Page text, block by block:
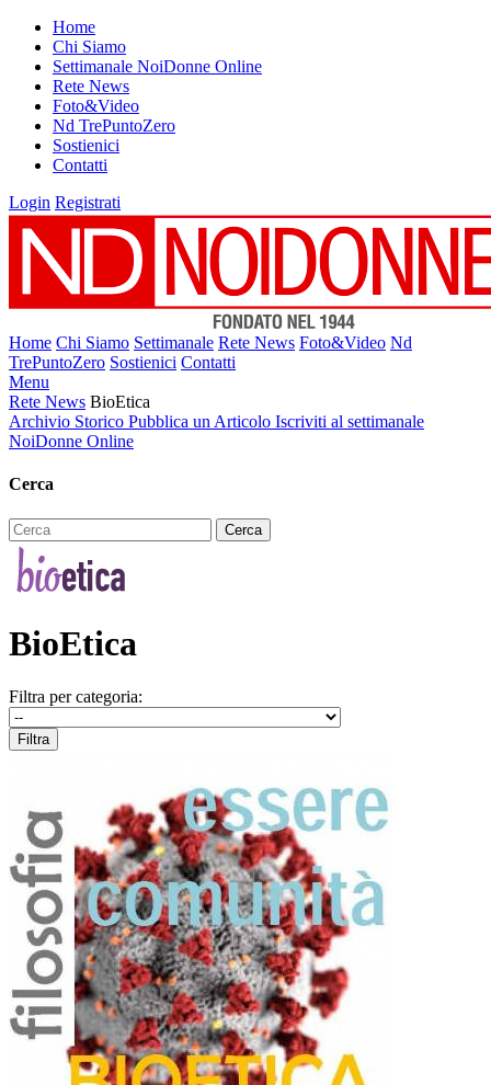
Home
Chi Siamo
Settimanale NoiDonne Online
Rete News
Foto&Video
Nd TrePuntoZero
Sostienici
Contatti
Login Registrati
Home Chi Siamo Settimanale Rete News Foto&Video Nd
TrePuntoZero Sostienici Contatti
Menu
Rete News BioEtica
Archivio Storico Pubblica un Articolo Iscriviti al settimanale
NoiDonne Online
Cerca
BioEtica
Filtra per categoria: